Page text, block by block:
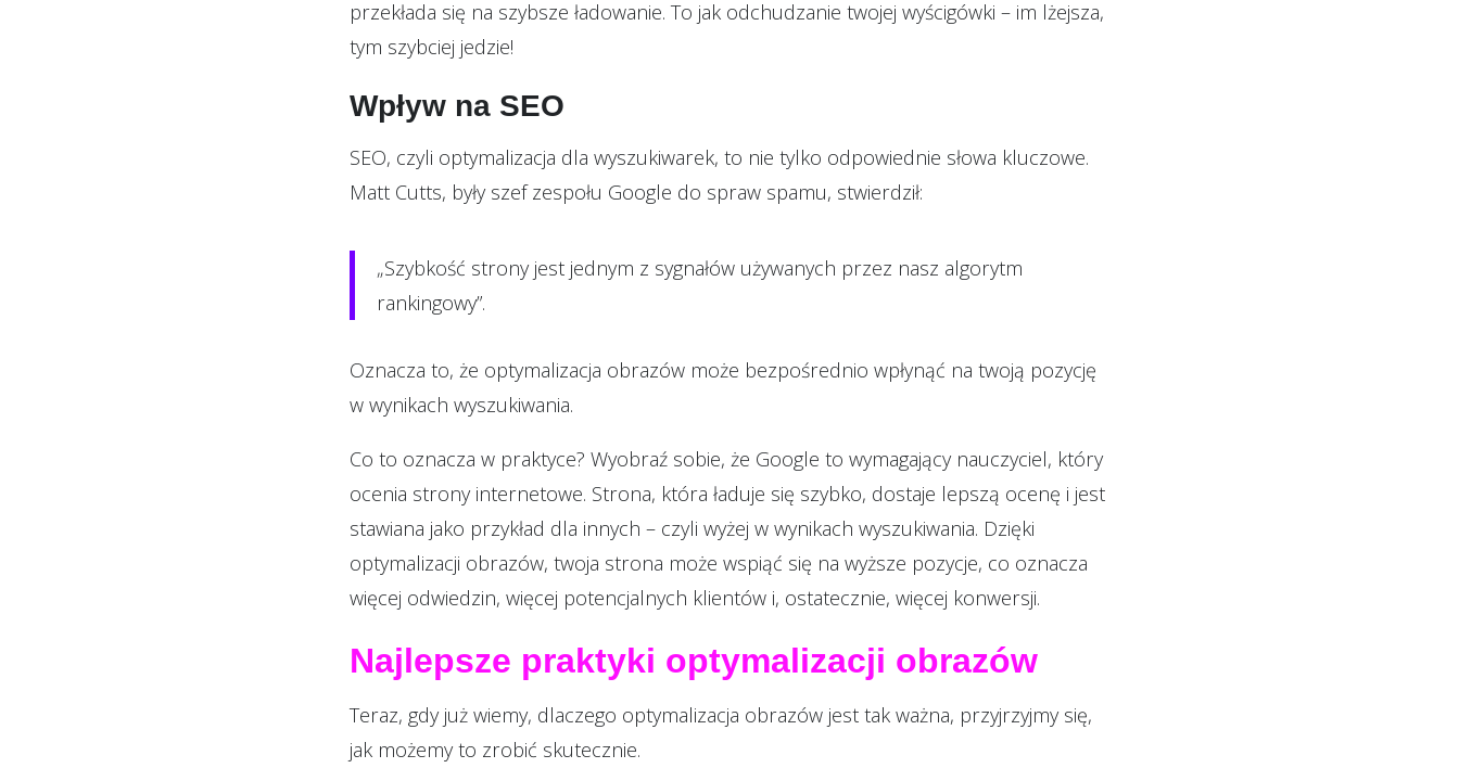
przekłada się na szybsze ładowanie. To jak odchudzanie twojej wyścigówki – im lżejsza,
tym szybciej jedzie!
Wpływ na SEO
SEO, czyli optymalizacja dla wyszukiwarek, to nie tylko odpowiednie słowa kluczowe.
Matt Cutts, były szef zespołu Google do spraw spamu, stwierdził:
„Szybkość strony jest jednym z sygnałów używanych przez nasz algorytm
rankingowy”.
Oznacza to, że optymalizacja obrazów może bezpośrednio wpłynąć na twoją pozycję
w wynikach wyszukiwania.
Co to oznacza w praktyce? Wyobraź sobie, że Google to wymagający nauczyciel, który
ocenia strony internetowe. Strona, która ładuje się szybko, dostaje lepszą ocenę i jest
stawiana jako przykład dla innych – czyli wyżej w wynikach wyszukiwania. Dzięki
optymalizacji obrazów, twoja strona może wspiąć się na wyższe pozycje, co oznacza
więcej odwiedzin, więcej potencjalnych klientów i, ostatecznie, więcej konwersji.
Najlepsze praktyki optymalizacji obrazów
Teraz, gdy już wiemy, dlaczego optymalizacja obrazów jest tak ważna, przyjrzyjmy się,
jak możemy to zrobić skutecznie.